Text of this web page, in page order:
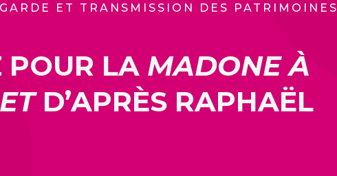
ET TRANSMISSION DES PATRIMOINES
POUR LA MADONE À
D’APRÈS RAPHAËL